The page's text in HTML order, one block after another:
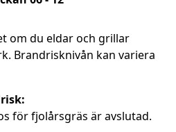
om du eldar och grillar
Brandrisknivån kan variera
för fjolårsgräs är avslutad.